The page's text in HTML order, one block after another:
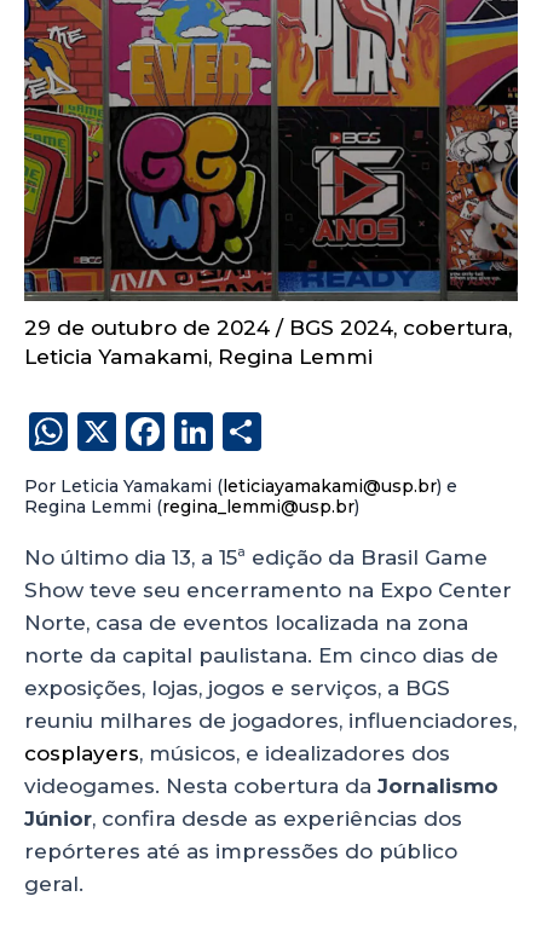
29 de outubro de 2024 / BGS 2024, cobertura,
Leticia Yamakami, Regina Lemmi
W
h
a
ts
A
p
p
X
F
a
c
e
b
o
o
k
Li
n
k
e
dI
n
h
a
re
Por Leticia Yamakami (leticiayamakami@usp.br) e
Regina Lemmi (regina_lemmi@usp.br)
No último dia 13, a 15ª edição da Brasil Game
Show teve seu encerramento na Expo Center
Norte, casa de eventos localizada na zona
norte da capital paulistana. Em cinco dias de
exposições, lojas, jogos e serviços, a BGS
reuniu milhares de jogadores, influenciadores,
cosplayers, músicos, e idealizadores dos
videogames. Nesta cobertura da Jornalismo
Júnior, confira desde as experiências dos
repórteres até as impressões do público
geral.